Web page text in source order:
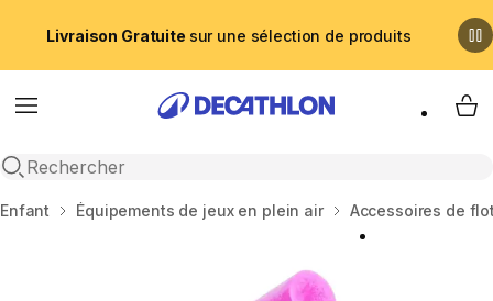
Livraison Gratuite sur une sélection de produits
Menu
Recherche ouverte
My
Accueil
Enfant Équipements de jeux en plein air Accessoires de